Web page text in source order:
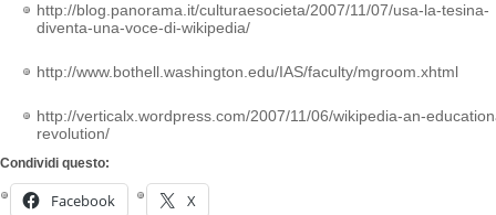
http://blog.panorama.it/culturaesocieta/2007/11/07/usa-la-tesina-
diventa-una-voce-di-wikipedia/
http://www.bothell.washington.edu/IAS/faculty/mgroom.xhtml
http://verticalx.wordpress.com/2007/11/06/wikipedia-an-
revolution/
Condividi questo:
Facebook X